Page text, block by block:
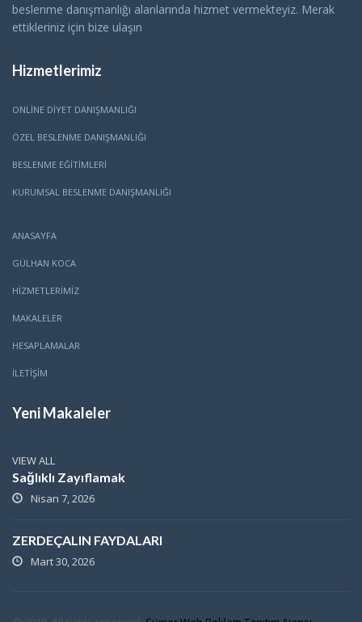
beslenme danışmanlığı alanlarında hizmet vermekteyiz. Merak
ettikleriniz için bize ulaşın
Hizmetlerimiz
ONLINE DIYET DANIŞMANLIĞI
ÖZEL BESLENME DANIŞMANLIĞI
BESLENME EĞITIMLERI
KURUMSAL BESLENME DANIŞMANLIĞI
ANASAYFA
GÜLHAN KOCA
HİZMETLERİMİZ
MAKALELER
HESAPLAMALAR
İLETİŞİM
Yeni Makaleler
VIEW ALL
Sağlıklı Zayıflamak
Nisan 7, 2026
ZERDEÇALIN FAYDALARI
Mart 30, 2026